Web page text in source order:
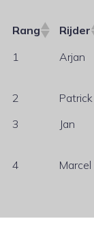
Rang Rijder
1
Arjan
2
Patrick
3
Jan
4
Marcel